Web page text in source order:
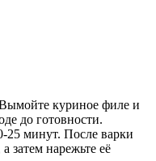
куриное филе и
до готовности.
25 минут. После варки
затем нарежьте её